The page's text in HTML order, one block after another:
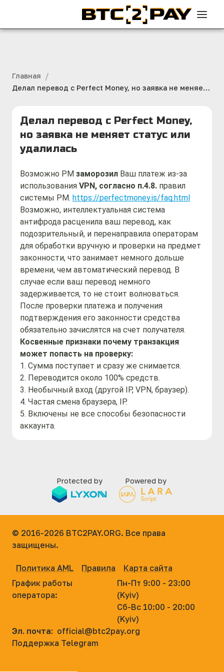
Главная /
Делал перевод с Perfect Money, но заявка не меняет
Делал перевод с Perfect Money,
но заявка не меняет статус или
удалилась
Возможно PM заморозил Ваш платеж из-за
использования VPN, согласно п.4.8. правил
системы PM. https://perfectmoney.is/faq.html
Возможно, интеллектуальная система
антифрода расценила ваш перевод, как
подозрительный, и перенаправила операторам
для обработки вручную и проверки на предмет
законности, что занимает немного дольше
времени, чем автоматический перевод. В
случае если ваш перевод немного
задерживается, то не стоит волноваться.
После проверки платежа и получения
подтверждения его законности средства
обязательно зачислятся на счет получателя.
Косвенные признаки почему транзакция
может попасть на проверку:
1. Сумма поступает и сразу же снимается.
2. Переводится около 100% средств.
3. Необычный вход (другой IP, VPN, браузер).
4. Частая смена браузера, IP.
5. Включены не все способы безопасности
аккаунта.
Protected by Powered by
© 2016-2026 BTC2PAY.ORG. Все права
защищены.
Политика AML Правила
Карта сайта
График работы
оператора:
Пн-Пт 9:00 - 23:00
(Kyiv)
Сб-Вс 10:00 - 20:00
(Kyiv)
Эл. почта: official@btc2pay.org
Поддержка Telegram